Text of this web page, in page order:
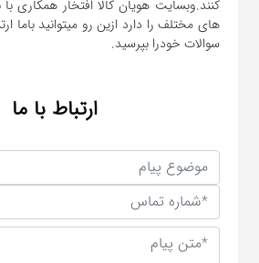
کنند.وبسایت هویان کالا افتخار همکاری
های مختلف را دارد ازین رو میتوانید باما
سوالات خودرا بپرسید.
ارتباط با ما